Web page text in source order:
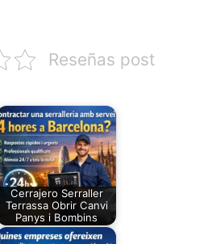
Reseñas post
Cerrajero Serraller
Terrassa Obrir Canvi
Panys i Bombins